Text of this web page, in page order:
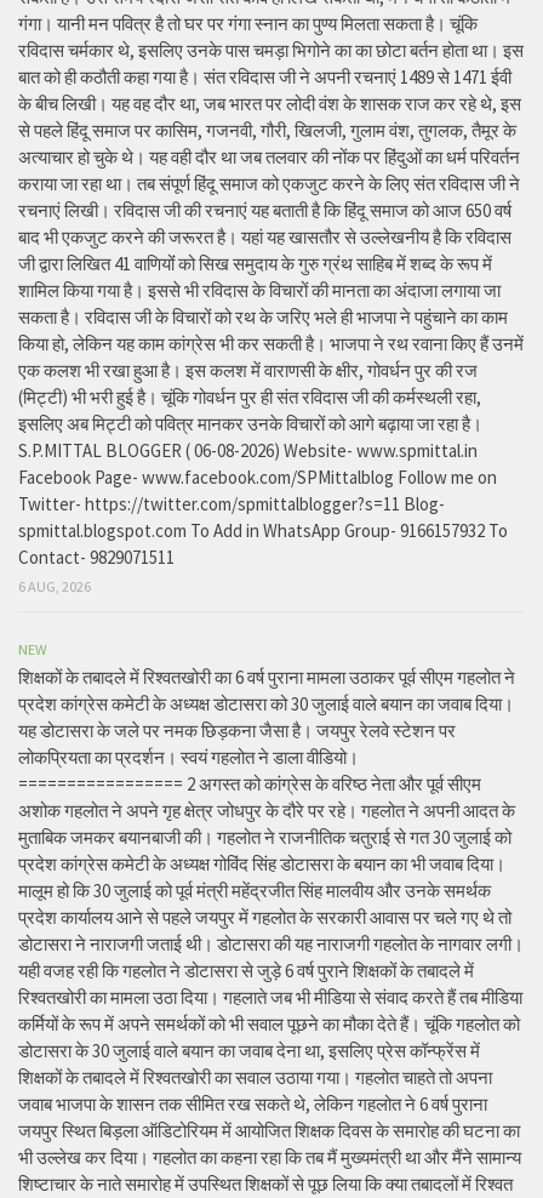
गंगा। यानी मन पवित्र है तो घर पर गंगा स्नान का पुण्य मिलता सकता है। चूंकि
रविदास चर्मकार थे, इसलिए उनके पास चमड़ा भिगोने का का छोटा बर्तन होता था। इस
बात को ही कठौती कहा गया है। संत रविदास जी ने अपनी रचनाएं 1489 से 1471 ईवी
के बीच लिखी। यह वह दौर था, जब भारत पर लोदी वंश के शासक राज कर रहे थे, इस
से पहले हिंदू समाज पर कासिम, गजनवी, गौरी, खिलजी, गुलाम वंश, तुगलक, तैमूर के
अत्याचार हो चुके थे। यह वही दौर था जब तलवार की नोंक पर हिंदुओं का धर्म परिवर्तन
कराया जा रहा था। तब संपूर्ण हिंदू समाज को एकजुट करने के लिए संत रविदास जी ने
रचनाएं लिखी। रविदास जी की रचनाएं यह बताती है कि हिंदू समाज को आज 650 वर्ष
बाद भी एकजुट करने की जरूरत है। यहां यह खासतौर से उल्लेखनीय है कि रविदास
जी द्वारा लिखित 41 वाणियोंं को सिख समुदाय के गुरु ग्रंथ साहिब में शब्द के रूप में
शामिल किया गया है। इससे भी रविदास के विचारों की मानता का अंदाजा लगाया जा
सकता है। रविदास जी के विचारों को रथ के जरिए भले ही भाजपा ने पहुंचाने का काम
किया हो, लेकिन यह काम कांग्रेस भी कर सकती है। भाजपा ने रथ रवाना किए हैं उनमें
एक कलश भी रखा हुआ है। इस कलश में वाराणसी के क्षीर, गोवर्धन पुर की रज
(मिट्टी) भी भरी हुई है। चूंकि गोवर्धन पुर ही संत रविदास जी की कर्मस्थली रहा,
इसलिए अब मिट्टी को पवित्र मानकर उनके विचारों को आगे बढ़ाया जा रहा है।
S.P.MITTAL BLOGGER ( 06-08-2026) Website- www.spmittal.in
Facebook Page- www.facebook.com/SPMittalblog Follow me on
Twitter- https://twitter.com/spmittalblogger?s=11 Blog-
spmittal.blogspot.com To Add in WhatsApp Group- 9166157932 To
Contact- 9829071511
6 AUG, 2026
NEW
शिक्षकों के तबादले में रिश्वतखोरी का 6 वर्ष पुराना मामला उठाकर पूर्व सीएम गहलोत ने
प्रदेश कांग्रेस कमेटी के अध्यक्ष डोटासरा को 30 जुलाई वाले बयान का जवाब दिया।
यह डोटासरा के जले पर नमक छिड़कना जैसा है। जयपुर रेलवे स्टेशन पर
लोकप्रियता का प्रदर्शन। स्वयं गहलोत ने डाला वीडियो।
================= 2 अगस्त को कांग्रेस के वरिष्ठ नेता और पूर्व सीएम
अशोक गहलोत ने अपने गृह क्षेत्र जोधपुर के दौरे पर रहे। गहलोत ने अपनी आदत के
मुताबिक जमकर बयानबाजी की। गहलोत ने राजनीतिक चतुराई से गत 30 जुलाई को
प्रदेश कांग्रेस कमेटी के अध्यक्ष गोविंद सिंह डोटासरा के बयान का भी जवाब दिया।
मालूम हो कि 30 जुलाई को पूर्व मंत्री महेंद्रजीत सिंह मालवीय और उनके समर्थक
प्रदेश कार्यालय आने से पहले जयपुर में गहलोत के सरकारी आवास पर चले गए थे तो
डोटासरा ने नाराजगी जताई थी। डोटासरा की यह नाराजगी गहलोत के नागवार लगी।
यही वजह रही कि गहलोत ने डोटासरा से जुड़े 6 वर्ष पुराने शिक्षकों के तबादले में
रिश्वतखोरी का मामला उठा दिया। गहलाते जब भी मीडिया से संवाद करते हैं तब मीडिया
कर्मियों के रूप में अपने समर्थकों को भी सवाल पूछने का मौका देते हैं। चूंकि गहलोत को
डोटासरा के 30 जुलाई वाले बयान का जवाब देना था, इसलिए प्रेस कॉन्फ्रेंस में
शिक्षकों के तबादले में रिश्वतखोरी का सवाल उठाया गया। गहलोत चाहते तो अपना
जवाब भाजपा के शासन तक सीमित रख सकते थे, लेकिन गहलोत ने 6 वर्ष पुराना
जयपुर स्थित बिड़ला ऑडिटोरियम में आयोजित शिक्षक दिवस के समारोह की घटना का
भी उल्लेख कर दिया। गहलोत का कहना रहा कि तब मैं मुख्यमंत्री था और मैंने सामान्य
शिष्टाचार के नाते समारोह में उपस्थित शिक्षकों से पूछ लिया कि क्या तबादलों में रिश्वत